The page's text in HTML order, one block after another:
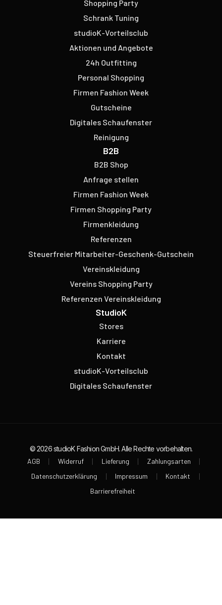
Shopping Party
Schrank Tuning
studioK-Vorteilsclub
Aktionen und Angebote
24h Outfitting
Personal Shopping
Firmen Fashion Week
Gutscheine
Digitales Schaufenster
Reinigung
B2B
B2B Shop
Anfrage stellen
Firmen Fashion Week
Firmen Shopping Party
Firmenkleidung
Referenzen
Steuerfreier Mitarbeiter-Geschenk-Gutschein
Vereinskleidung
Vereins Shopping Party
Referenzen Vereinskleidung
StudioK
Stores
Karriere
Kontakt
studioK-Vorteilsclub
Digitales Schaufenster
© 2026 studioK Fashion GmbH. Alle Rechte vorbehalten.
AGB
Widerruf Lieferung
Zahlungsarten
Datenschutzerklärung
Impressum
Kontakt
Barrierefreiheit